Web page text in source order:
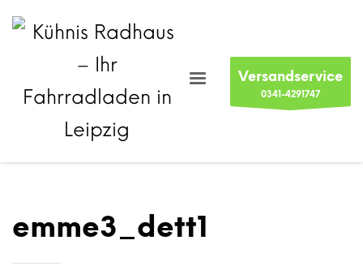
Versandservice
0341-4291747
emme3_dett1